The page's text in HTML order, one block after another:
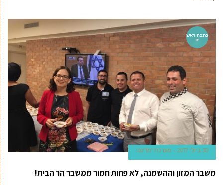
כתבה ראש
ית
30 ביולי 2017 מערכת 'מדינט'
משבר המזון וההשמנה, לא פחות חמור ממשבר הר הבית!